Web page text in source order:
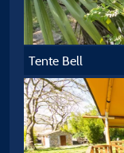
Tente Bell